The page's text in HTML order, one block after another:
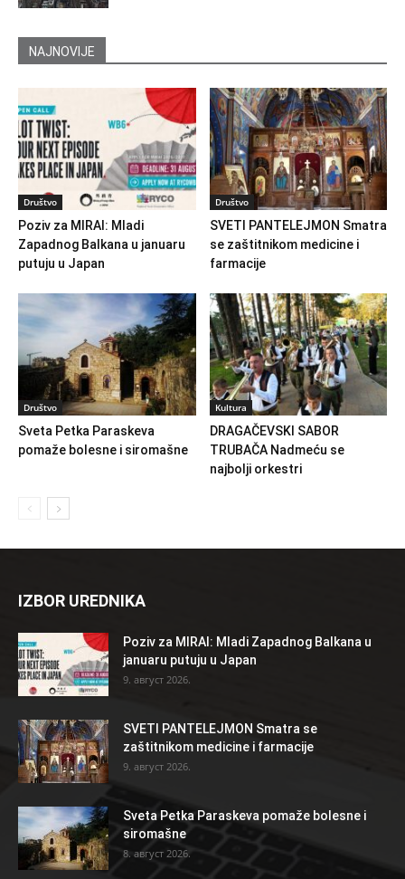
NAJNOVIJE
Društvo
Poziv za MIRAI: Mladi
Zapadnog Balkana u januaru
putuju u Japan
Društvo
SVETI PANTELEJMON Smatra
se zaštitnikom medicine i
farmacije
Društvo
Sveta Petka Paraskeva
pomaže bolesne i siromašne
Kultura
DRAGAČEVSKI SABOR
TRUBAČA Nadmeću se
najbolji orkestri
IZBOR UREDNIKA
Poziv za MIRAI: Mladi Zapadnog Balkana u
januaru putuju u Japan
9. август 2026.
SVETI PANTELEJMON Smatra se
zaštitnikom medicine i farmacije
9. август 2026.
Sveta Petka Paraskeva pomaže bolesne i
siromašne
8. август 2026.